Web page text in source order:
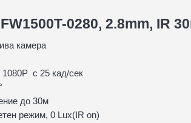
0280, 2.8mm, IR
камера
с 25 кад/сек
до 30м
режим, 0 Lux(IR on)